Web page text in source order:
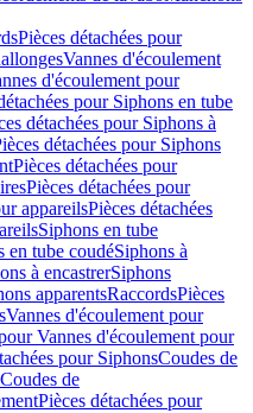
Pièces détachées pour
Vannes d'écoulement
d'écoulement pour
pour Siphons en tube
détachées pour Siphons à
détachées pour Siphons
Pièces détachées pour
Pièces détachées pour
appareilsPièces détachées
Siphons en tube
en tube coudéSiphons à
à encastrerSiphons
apparentsRaccordsPièces
Vannes d'écoulement pour
Vannes d'écoulement pour
pour SiphonsCoudes de
de
Pièces détachées pour